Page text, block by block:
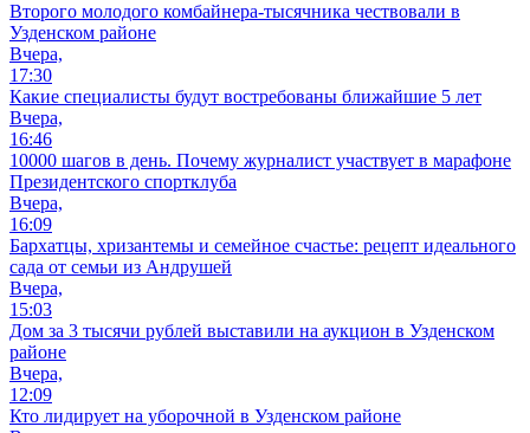
Второго молодого комбайнера-тысячника чествовали в
Узденском районе
Вчера,
17:30
Какие специалисты будут востребованы ближайшие 5 лет
Вчера,
16:46
10000 шагов в день. Почему журналист участвует в марафоне
Президентского спортклуба
Вчера,
16:09
Бархатцы, хризантемы и семейное счастье: рецепт идеального
сада от семьи из Андрушей
Вчера,
15:03
Дом за 3 тысячи рублей выставили на аукцион в Узденском
районе
Вчера,
12:09
Кто лидирует на уборочной в Узденском районе